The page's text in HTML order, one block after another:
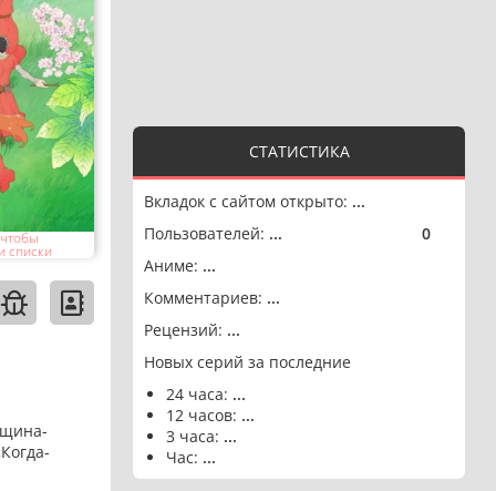
СТАТИСТИКА
Вкладок с сайтом открыто: ...
Пользователей: ... 0
Аниме: ...
Комментариев: ...
Рецензий: ...
Новых серий за последние
24 часа: ...
12 часов: ...
3 часа: ...
Час: ...
списки